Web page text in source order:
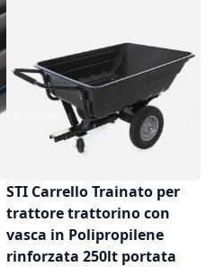
STI Carrello Trainato per
trattore trattorino con
vasca in Polipropilene
rinforzata 250lt portata